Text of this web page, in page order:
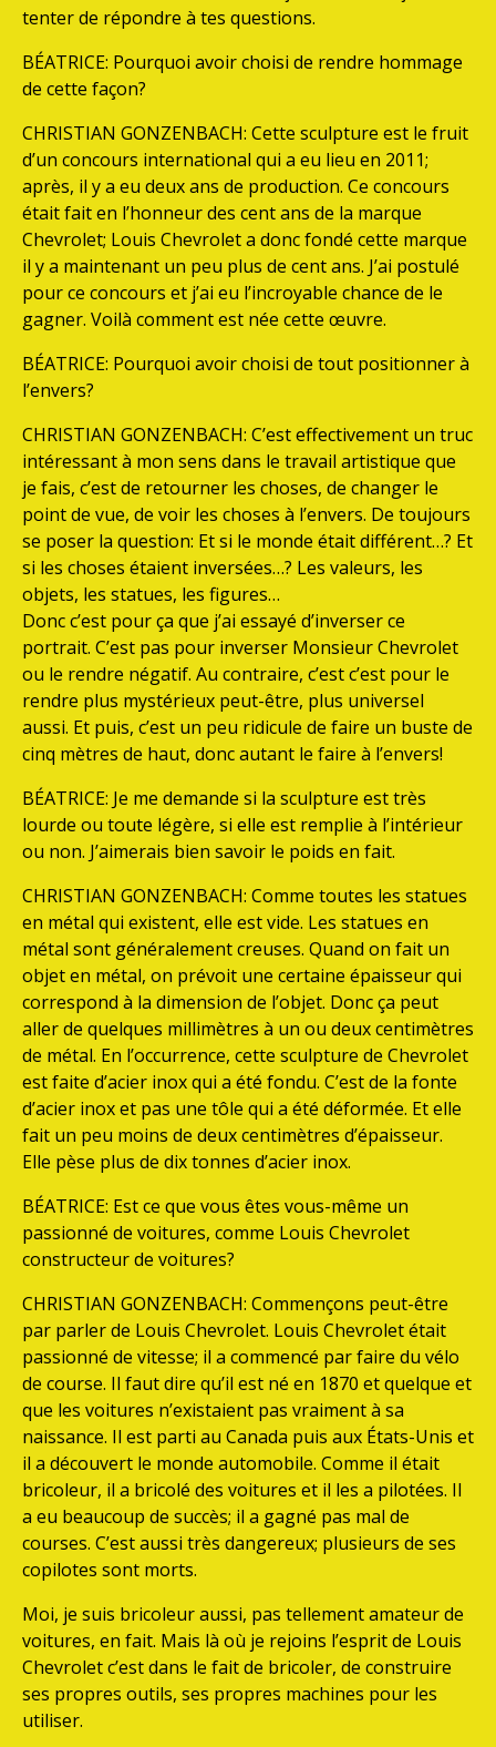
tenter de répondre à tes questions.
BÉATRICE: Pourquoi avoir choisi de rendre hommage
de cette façon?
CHRISTIAN GONZENBACH: Cette sculpture est le fruit
d’un concours international qui a eu lieu en 2011;
après, il y a eu deux ans de production. Ce concours
était fait en l’honneur des cent ans de la marque
Chevrolet; Louis Chevrolet a donc fondé cette marque
il y a maintenant un peu plus de cent ans. J’ai postulé
pour ce concours et j’ai eu l’incroyable chance de le
gagner. Voilà comment est née cette œuvre.
BÉATRICE: Pourquoi avoir choisi de tout positionner à
l’envers?
CHRISTIAN GONZENBACH: C’est effectivement un truc
intéressant à mon sens dans le travail artistique que
je fais, c’est de retourner les choses, de changer le
point de vue, de voir les choses à l’envers. De toujours
se poser la question: Et si le monde était différent…? Et
si les choses étaient inversées…? Les valeurs, les
objets, les statues, les figures…
Donc c’est pour ça que j’ai essayé d’inverser ce
portrait. C’est pas pour inverser Monsieur Chevrolet
ou le rendre négatif. Au contraire, c’est c’est pour le
rendre plus mystérieux peut-être, plus universel
aussi. Et puis, c’est un peu ridicule de faire un buste de
cinq mètres de haut, donc autant le faire à l’envers!
BÉATRICE: Je me demande si la sculpture est très
lourde ou toute légère, si elle est remplie à l’intérieur
ou non. J’aimerais bien savoir le poids en fait.
CHRISTIAN GONZENBACH: Comme toutes les statues
en métal qui existent, elle est vide. Les statues en
métal sont généralement creuses. Quand on fait un
objet en métal, on prévoit une certaine épaisseur qui
correspond à la dimension de l’objet. Donc ça peut
aller de quelques millimètres à un ou deux centimètres
de métal. En l’occurrence, cette sculpture de Chevrolet
est faite d’acier inox qui a été fondu. C’est de la fonte
d’acier inox et pas une tôle qui a été déformée. Et elle
fait un peu moins de deux centimètres d’épaisseur.
Elle pèse plus de dix tonnes d’acier inox.
BÉATRICE: Est ce que vous êtes vous-même un
passionné de voitures, comme Louis Chevrolet
constructeur de voitures?
CHRISTIAN GONZENBACH: Commençons peut-être
par parler de Louis Chevrolet. Louis Chevrolet était
passionné de vitesse; il a commencé par faire du vélo
de course. Il faut dire qu’il est né en 1870 et quelque et
que les voitures n’existaient pas vraiment à sa
naissance. Il est parti au Canada puis aux États-Unis et
il a découvert le monde automobile. Comme il était
bricoleur, il a bricolé des voitures et il les a pilotées. Il
a eu beaucoup de succès; il a gagné pas mal de
courses. C’est aussi très dangereux; plusieurs de ses
copilotes sont morts.
Moi, je suis bricoleur aussi, pas tellement amateur de
voitures, en fait. Mais là où je rejoins l’esprit de Louis
Chevrolet c’est dans le fait de bricoler, de construire
ses propres outils, ses propres machines pour les
utiliser.